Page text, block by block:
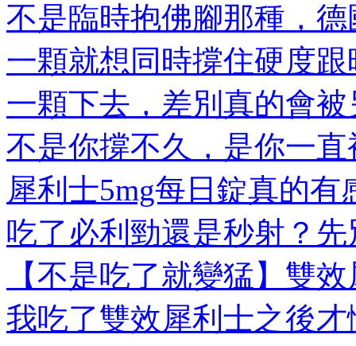
不是臨時抱佛腳那種，
一顆就想同時撐住硬度
一顆下去，差別真的會
不是你撐不久，是你一
犀利士5mg每日錠真的有
吃了必利勁還是秒射？
【不是吃了就變猛】雙
我吃了雙效犀利士之後